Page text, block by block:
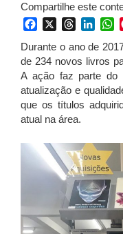
Compartilhe este
FacebookThreads
Durante o ano de
de 234 novos livros
A ação faz parte do
atualização e
que os títulos
atual na área.